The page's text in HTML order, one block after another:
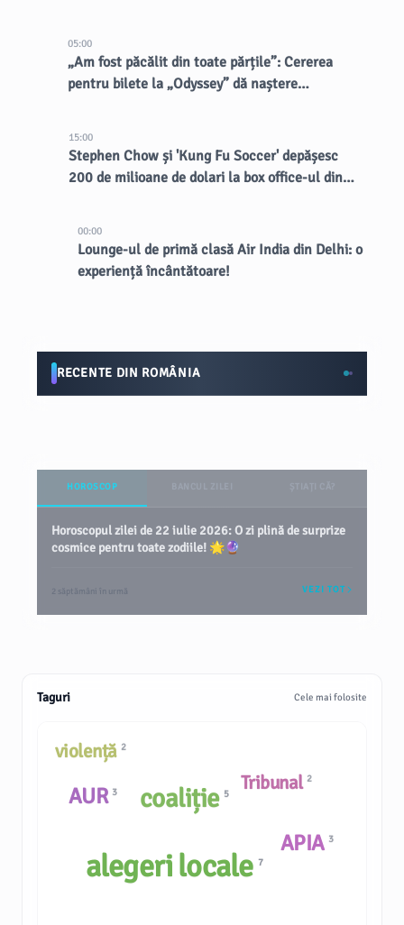
05:00
„Am fost păcălit din toate părțile”: Cererea
pentru bilete la „Odyssey” dă naștere
15:00
Stephen Chow și 'Kung Fu Soccer' depășesc
200 de milioane de dolari la box office-ul din
00:00
Lounge-ul de primă clasă Air India din Delhi: o
experiență încântătoare!
RECENTE DIN ROMÂNIA
HOROSCOP
Horoscopul zilei de 22 iulie 2026: O zi plină de surprize
cosmice pentru toate zodiile! 🌟🔮
2 săptămâni în urmă VEZI TOT
Taguri Cele mai folosite
Tribunal 2
APIA 3
violență 2
coaliție 5
alegeri locale7
AUR 3